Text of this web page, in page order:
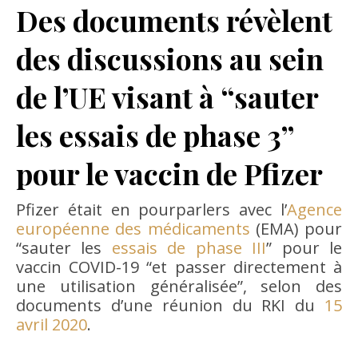
Des documents révèlent
des discussions au sein
de l’UE visant à “sauter
les essais de phase 3”
pour le vaccin de Pfizer
Pfizer était en pourparlers avec l’Agence
européenne des médicaments (EMA) pour
“sauter les essais de phase III” pour le
vaccin COVID-19 “et passer directement à
une utilisation généralisée”, selon des
documents d’une réunion du RKI du 15
avril 2020.